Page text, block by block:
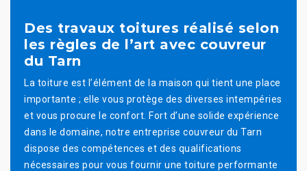
Des travaux toitures réalisé selon
les règles de l’art avec couvreur
du Tarn
La toiture est l’élément de la maison qui tient une place
importante ; elle vous protège des diverses intempéries
et vous procure le confort. Fort d’une solide expérience
dans le domaine, notre entreprise couvreur du Tarn
dispose des compétences et des qualifications
nécessaires pour vous fournir une toiture performante